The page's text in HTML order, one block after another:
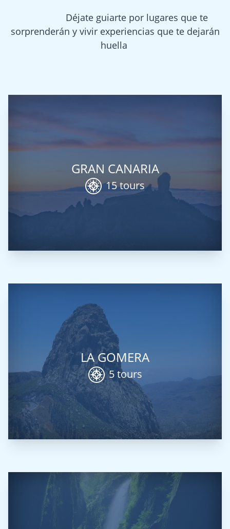
Déjate guiarte por lugares que te
sorprenderán y vivir experiencias que te dejarán
huella
GRAN CANARIA
15 tours
LA GOMERA
5 tours